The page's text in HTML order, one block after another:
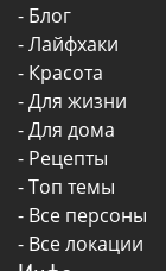
- Блог
-Лайфхаки
- Красота
-Для жизни
-Для дома
- Рецепты
- Топ темы
- Все персоны
- Все локации